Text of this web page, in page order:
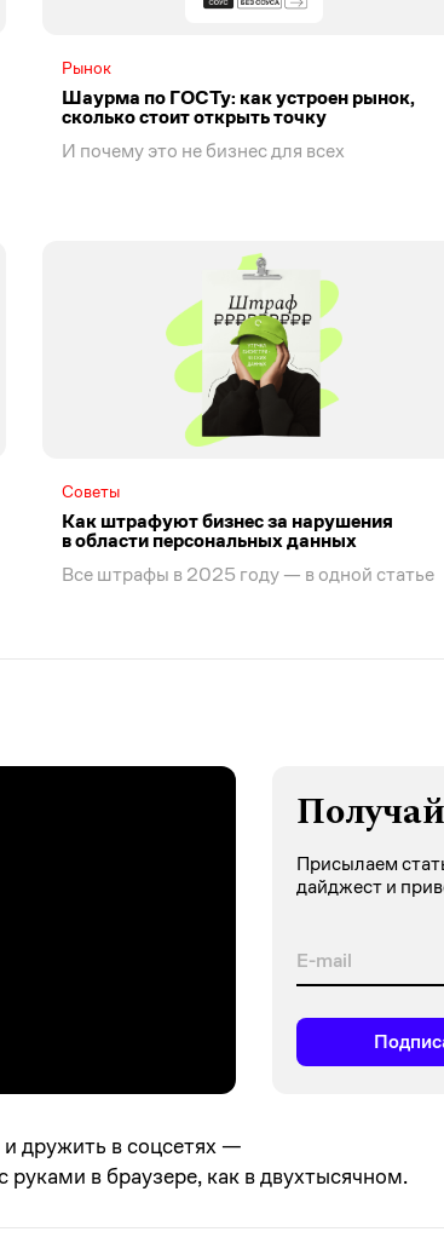
Рынок
Шаурма по ГОСТу: как устроен рынок,
сколько стоит открыть точку
И почему это не бизнес для всех
Советы
Как штрафуют бизнес за нарушения
в области персональных данных
Все штрафы в 2025 году — в одной статье
Присылаем
дайджест и
дружить в соцсетях —
в браузере, как в двухтысячном.